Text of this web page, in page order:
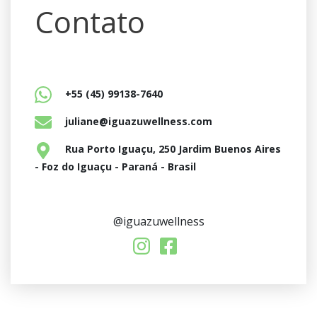
Contato
+55 (45) 99138-7640
juliane@iguazuwellness.com
Rua Porto Iguaçu, 250 Jardim Buenos Aires
- Foz do Iguaçu - Paraná - Brasil
@iguazuwellness